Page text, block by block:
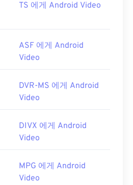
TS 에게 Android Video
ASF 에게 Android
Video
DVR-MS 에게 Android
Video
DIVX 에게 Android
Video
MPG 에게 Android
Video